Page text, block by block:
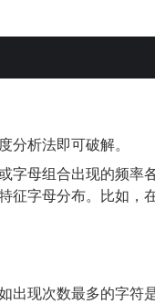
分析法即可破解。
字母组合出现的频率
征字母分布。比如，
现次数最多的字符是